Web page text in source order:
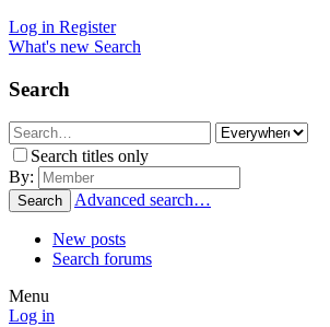
Log in Register
What's new Search
Search
Search titles only
By:
Search Advanced search…
New posts
Search forums
Menu
Log in